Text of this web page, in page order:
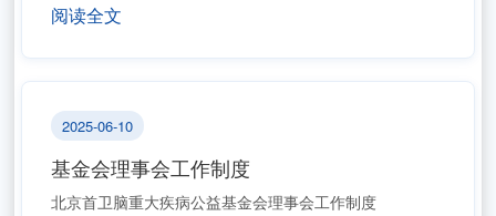
阅读全文
2025-06-10
基金会理事会工作制度
北京首卫脑重大疾病公益基金会理事会工作制度